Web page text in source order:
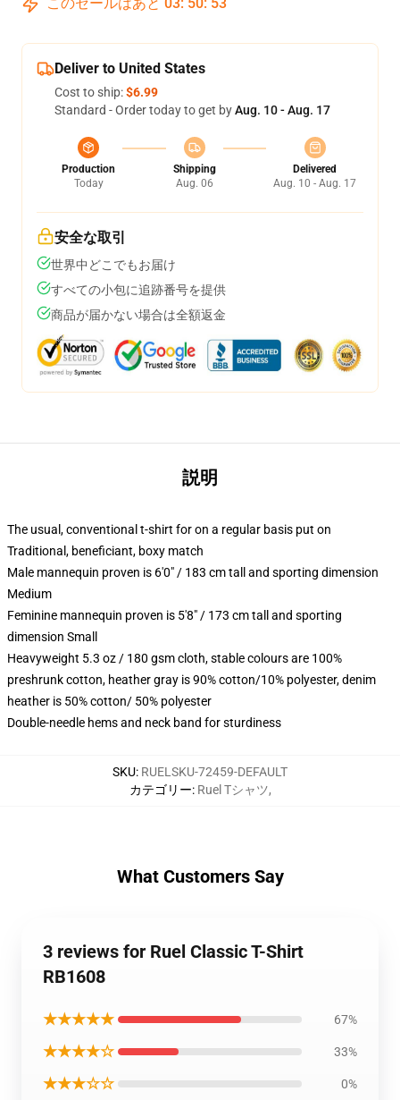
Deliver to United States
Cost to ship:$6.99
Standard - Order today to get byAug. 10 - Aug. 17
Production
Today
Shipping
Aug. 06
Delivered
Aug. 10 - Aug. 17
安全な取引
世界中どこでもお届け
すべての小包に追跡番号を提供
商品が届かない場合は全額返金
説明
The usual, conventional t-shirt for on a regular basis put on
Traditional, beneficiant, boxy match
Male mannequin proven is 6'0" / 183 cm tall and sporting dimension
Medium
Feminine mannequin proven is 5'8" / 173 cm tall and sporting
dimension Small
Heavyweight 5.3 oz / 180 gsm cloth, stable colours are 100%
preshrunk cotton, heather gray is 90% cotton/10% polyester, denim
heather is 50% cotton/ 50% polyester
Double-needle hems and neck band for sturdiness
SKU: RUELSKU-72459-DEFAULT
カテゴリー: Ruel Tシャツ,
What Customers Say
3 reviews for Ruel Classic T-Shirt
RB1608
★★★★★ 67%
★★★★☆ 33%
★★★☆☆ 0%